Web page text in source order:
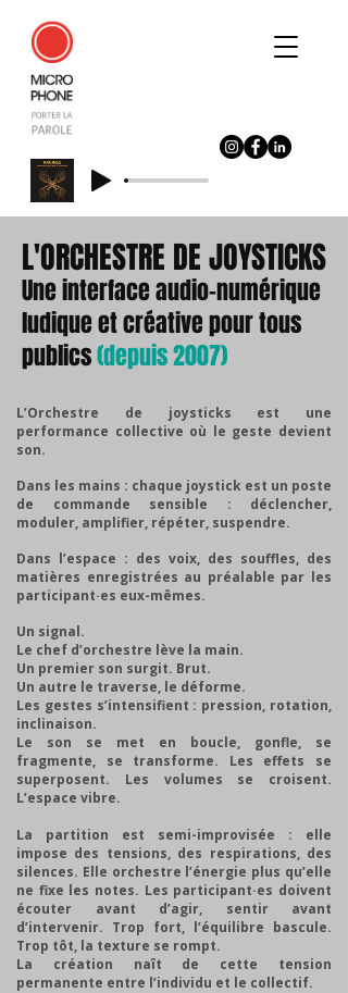
L'ORCHESTRE DE JOYSTICKS
Une interface audio-numérique
ludique et créative pour tous
publics(depuis 2007)
L’Orchestre de joysticks est une
performance collective où le geste devient
son.
Dans les mains : chaque joystick est un poste
de commande sensible : déclencher,
moduler, amplifier, répéter, suspendre.
Dans l’espace : des voix, des souffles, des
matières enregistrées au préalable par les
participant·es eux-mêmes.
Un signal.
Le chef d’orchestre lève la main.
Un premier son surgit. Brut.
Un autre le traverse, le déforme.
Les gestes s’intensifient : pression, rotation,
inclinaison.
Le son se met en boucle, gonfle, se
fragmente, se transforme. Les effets se
superposent. Les volumes se croisent.
L’espace vibre.
La partition est semi-improvisée : elle
impose des tensions, des respirations, des
silences. Elle orchestre l’énergie plus qu’elle
ne fixe les notes. Les participant·es doivent
écouter avant d’agir, sentir avant
d’intervenir. Trop fort, l’équilibre bascule.
Trop tôt, la texture se rompt.
La création naît de cette tension
permanente entre l’individu et le collectif.